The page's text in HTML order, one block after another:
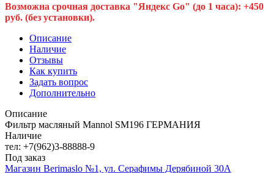
Возможна срочная доставка "Яндекс Go" (до 1 часа): +450
руб. (без установки).
Описание
Наличие
Отзывы
Как купить
Задать вопрос
Дополнительно
Описание
Фильтр масляный Mannol SM196 ГЕРМАНИЯ
Наличие
тел: +7(962)3-88888-9
Под заказ
Магазин Berimaslo №1, ул. Серафимы Дерябиной 30А